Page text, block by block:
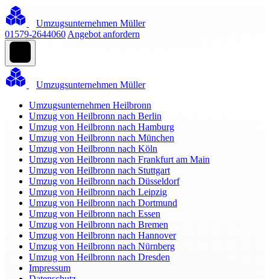
Umzugsunternehmen Müller
01579-2644060 Angebot anfordern
Umzugsunternehmen Müller
Umzugsunternehmen Heilbronn
Umzug von Heilbronn nach Berlin
Umzug von Heilbronn nach Hamburg
Umzug von Heilbronn nach München
Umzug von Heilbronn nach Köln
Umzug von Heilbronn nach Frankfurt am Main
Umzug von Heilbronn nach Stuttgart
Umzug von Heilbronn nach Düsseldorf
Umzug von Heilbronn nach Leipzig
Umzug von Heilbronn nach Dortmund
Umzug von Heilbronn nach Essen
Umzug von Heilbronn nach Bremen
Umzug von Heilbronn nach Hannover
Umzug von Heilbronn nach Nürnberg
Umzug von Heilbronn nach Dresden
Impressum